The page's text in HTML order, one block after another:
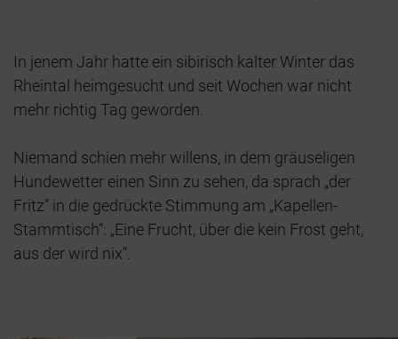
In jenem Jahr hatte ein sibirisch kalter Winter das
Rheintal heimgesucht und seit Wochen war nicht
mehr richtig Tag geworden.
Niemand schien mehr willens, in dem gräuseligen
Hundewetter einen Sinn zu sehen, da sprach „der
Fritz“ in die gedrückte Stimmung am „Kapellen-
Stammtisch“: „Eine Frucht, über die kein Frost geht,
aus der wird nix“.